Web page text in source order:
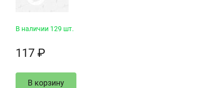
В наличии 129 шт.
117 ₽
В корзину